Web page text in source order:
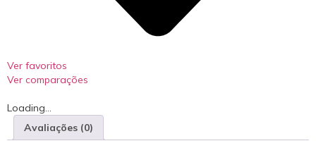
Ver favoritos
Ver comparações
Loading...
Avaliações (0)